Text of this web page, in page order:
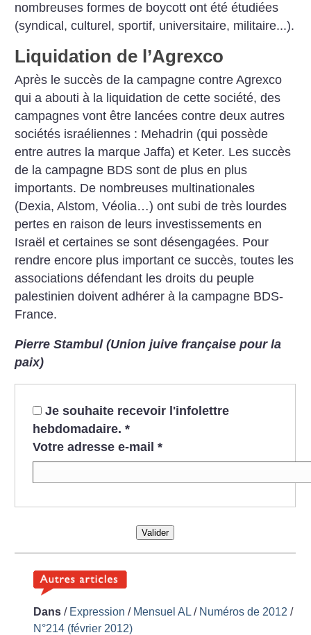
nombreuses formes de boycott ont été étudiées
(syndical, culturel, sportif, universitaire, militaire...).
Liquidation de l’Agrexco
Après le succès de la campagne contre Agrexco
qui a abouti à la liquidation de cette société, des
campagnes vont être lancées contre deux autres
sociétés israéliennes : Mehadrin (qui possède
entre autres la marque Jaffa) et Keter. Les succès
de la campagne BDS sont de plus en plus
importants. De nombreuses multinationales
(Dexia, Alstom, Véolia…) ont subi de très lourdes
pertes en raison de leurs investissements en
Israël et certaines se sont désengagées. Pour
rendre encore plus important ce succès, toutes les
associations défendant les droits du peuple
palestinien doivent adhérer à la campagne BDS-
France.
Pierre Stambul (Union juive française pour la
paix)
Je souhaite recevoir l'infolettre
hebdomadaire. *
Votre adresse e-mail *
Valider
Dans / Expression / Mensuel AL / Numéros de 2012 /
N°214 (février 2012)